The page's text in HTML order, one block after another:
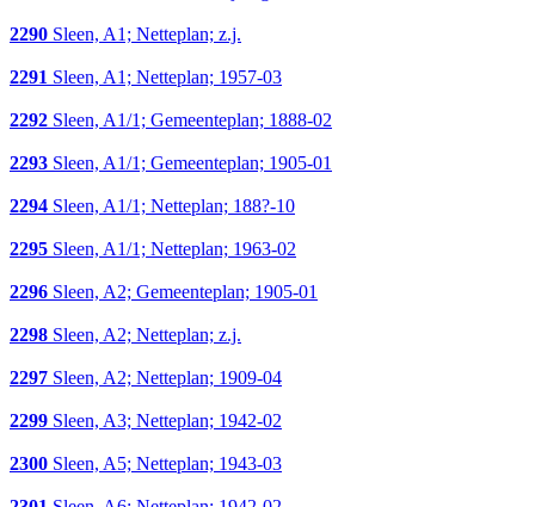
2290 Sleen, A1; Netteplan; z.j.
2291 Sleen, A1; Netteplan; 1957-03
2292 Sleen, A1/1; Gemeenteplan; 1888-02
2293 Sleen, A1/1; Gemeenteplan; 1905-01
2294 Sleen, A1/1; Netteplan; 188?-10
2295 Sleen, A1/1; Netteplan; 1963-02
2296 Sleen, A2; Gemeenteplan; 1905-01
2298 Sleen, A2; Netteplan; z.j.
2297 Sleen, A2; Netteplan; 1909-04
2299 Sleen, A3; Netteplan; 1942-02
2300 Sleen, A5; Netteplan; 1943-03